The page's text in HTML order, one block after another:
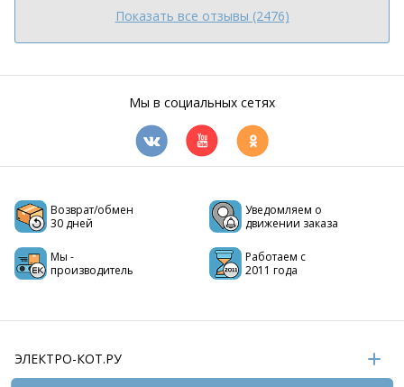
Показать все отзывы (2476)
Мы в социальных сетях
Возврат/обмен
30 дней
Уведомляем о
движении заказа
Мы -
производитель
Работаем с
2011 года
ЭЛЕКТРО-КОТ.РУ